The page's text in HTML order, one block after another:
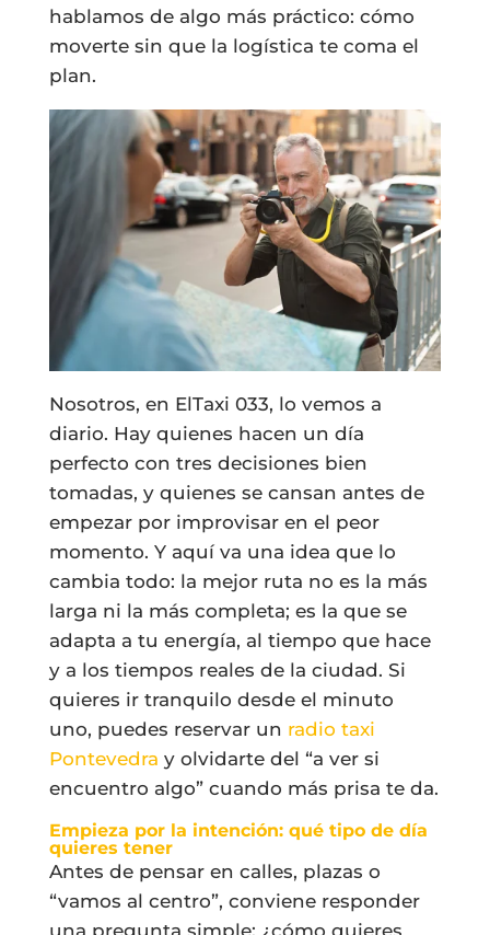
hablamos de algo más práctico: cómo
moverte sin que la logística te coma el
plan.
Nosotros, en ElTaxi 033, lo vemos a
diario. Hay quienes hacen un día
perfecto con tres decisiones bien
tomadas, y quienes se cansan antes de
empezar por improvisar en el peor
momento. Y aquí va una idea que lo
cambia todo: la mejor ruta no es la más
larga ni la más completa; es la que se
adapta a tu energía, al tiempo que hace
y a los tiempos reales de la ciudad. Si
quieres ir tranquilo desde el minuto
uno, puedes reservar un radio taxi
Pontevedra y olvidarte del “a ver si
encuentro algo” cuando más prisa te da.
Empieza por la intención: qué tipo de día
quieres tener
Antes de pensar en calles, plazas o
“vamos al centro”, conviene responder